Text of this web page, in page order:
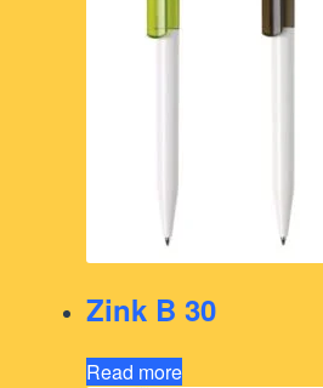
Zink B 30
Read more